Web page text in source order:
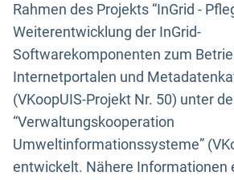
Rahmen des Projekts “InGrid -
Weiterentwicklung der InGrid-
Softwarekomponenten zum
Internetportalen und
(VKoopUIS-Projekt Nr. 50) unter
“Verwaltungskooperation
Umweltinformationssysteme”
entwickelt. Nähere Informationen